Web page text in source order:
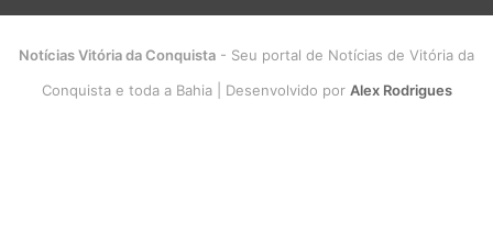
Notícias Vitória da Conquista - Seu portal de Notícias de Vitória da
Conquista e toda a Bahia | Desenvolvido por Alex Rodrigues